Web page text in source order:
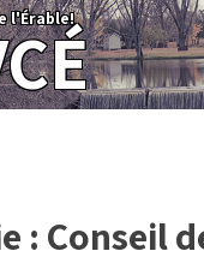
l'Érable!
: Conseil